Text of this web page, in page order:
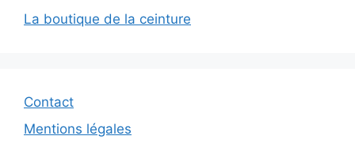
La boutique de la ceinture
Contact
Mentions légales